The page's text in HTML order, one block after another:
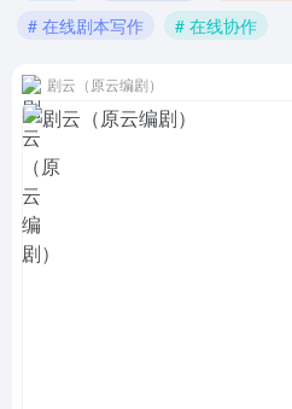
# 在线剧本写作
# 在线协作
剧云（原云编剧）